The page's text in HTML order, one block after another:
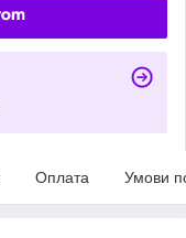
Оплата Умови